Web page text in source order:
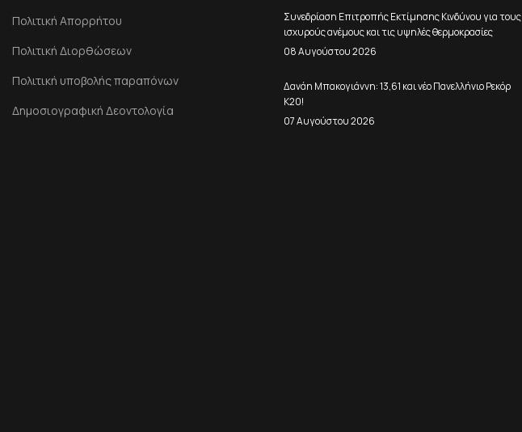
Πολιτική Απορρήτου
Πολιτική Διορθώσεων
Πολιτική υποβολής παραπόνων
Δημοσιογραφική Δεοντολογία
Συνεδρίαση Επιτροπής Εκτίμησης Κινδύνου για τους
ισχυρούς ανέμους και τις υψηλές θερμοκρασίες
08 Αυγούστου 2026
Δανάη Μπακογιάννη: 13,61 και νέο Πανελλήνιο Ρεκόρ
Κ20!
07 Αυγούστου 2026